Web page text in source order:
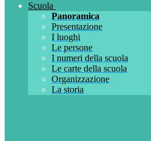
Scuola
Panoramica
Presentazione
I luoghi
Le persone
I numeri della scuola
Le carte della scuola
Organizzazione
La storia